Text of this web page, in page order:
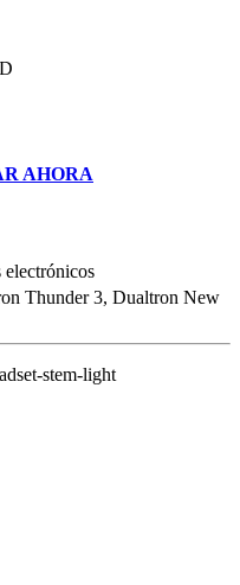
AHORA
electrónicos
Thunder 3, Dualtron New
stem-light